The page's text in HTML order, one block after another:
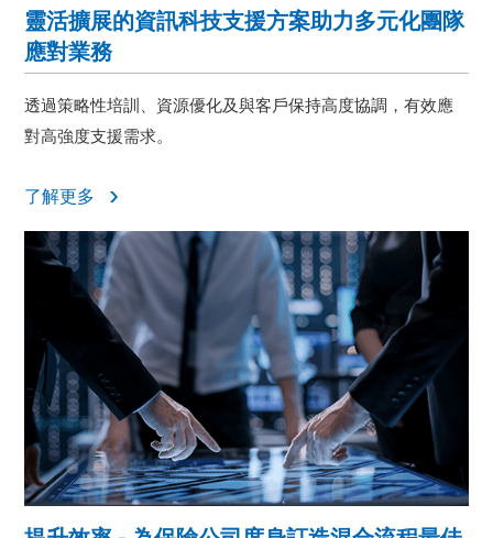
靈活擴展的資訊科技支援方案助力多元化團隊
應對業務
透過策略性培訓、資源優化及與客戶保持高度協調，有效應
對高強度支援需求。
了解更多